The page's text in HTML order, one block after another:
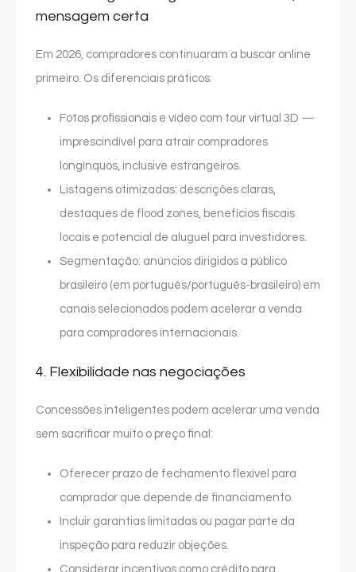
mensagem certa
Em 2026, compradores continuaram a buscar online
primeiro. Os diferenciais práticos:
Fotos profissionais e vídeo com tour virtual 3D —
imprescindível para atrair compradores
longínquos, inclusive estrangeiros.
Listagens otimizadas: descrições claras,
destaques de flood zones, benefícios fiscais
locais e potencial de aluguel para investidores.
Segmentação: anúncios dirigidos a público
brasileiro (em português/português-brasileiro) em
canais selecionados podem acelerar a venda
para compradores internacionais.
4. Flexibilidade nas negociações
Concessões inteligentes podem acelerar uma venda
sem sacrificar muito o preço final:
Oferecer prazo de fechamento flexível para
comprador que depende de financiamento.
Incluir garantias limitadas ou pagar parte da
inspeção para reduzir objeções.
Considerar incentivos como crédito para